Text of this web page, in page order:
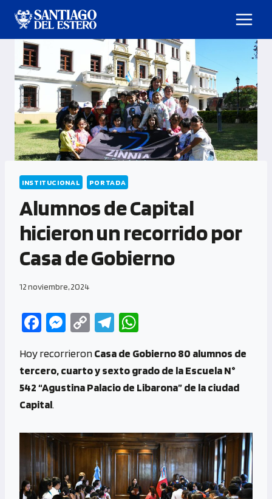
INSTITUCIONAL PORTADA
Alumnos de Capital
hicieron un recorrido por
Casa de Gobierno
12 noviembre, 2024
Fa
b
o
o
M
se
n
C
py
Li
Te
gr
a
at
s
p
Hoy recorrieronCasa de Gobierno 80 alumnos de
tercero, cuarto y sexto grado de la Escuela N°
542 “Agustina Palacio de Libarona” de la ciudad
Capital.